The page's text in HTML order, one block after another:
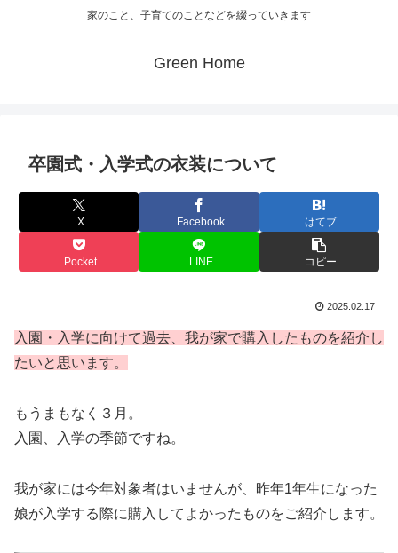
家のこと、子育てのことなどを綴っていきます
Green Home
卒園式・入学式の衣装について
X Facebook はてブ
Pocket LINE コピー
2025.02.17
入園・入学に向けて過去、我が家で購入したものを紹介 し
たいと思います。
もうまもなく３月。
入園、入学の季節ですね。
我が家には今年対象者はいませんが、昨年1年生になった
娘が入学する際に購入してよかったものをご紹介します。